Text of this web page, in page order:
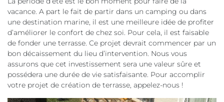
vacance. A part le fait de partir dans un camping ou dans
une destination marine, il est une meilleure idée de profiter
d’améliorer le confort de chez soi. Pour cela, il est faisable
de fonder une terrasse. Ce projet devrait commencer par un
bon décaissement du lieu d’intervention. Nous vous
assurons que cet investissement sera une valeur sûre et
possédera une durée de vie satisfaisante. Pour accomplir
votre projet de création de terrasse, appelez-nous !